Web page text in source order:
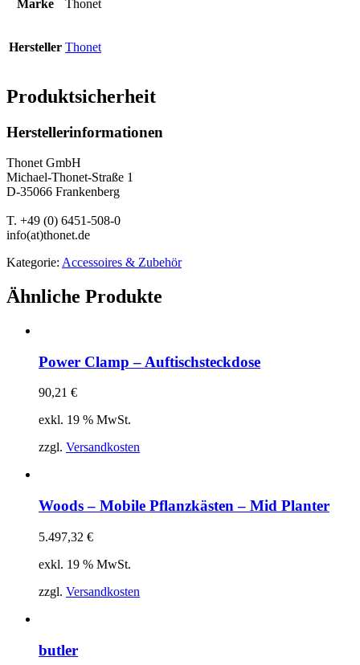
Marke Thonet
Hersteller Thonet
Produktsicherheit
Herstellerinformationen
Thonet GmbH
Michael-Thonet-Straße 1
D-35066 Frankenberg
T. +49 (0) 6451-508-0
info(at)thonet.de
Kategorie: Accessoires & Zubehör
Ähnliche Produkte
Power Clamp – Auftischsteckdose
90,21 €
exkl. 19 % MwSt.
zzgl. Versandkosten
Woods – Mobile Pflanzkästen – Mid Planter
5.497,32 €
exkl. 19 % MwSt.
zzgl. Versandkosten
butler